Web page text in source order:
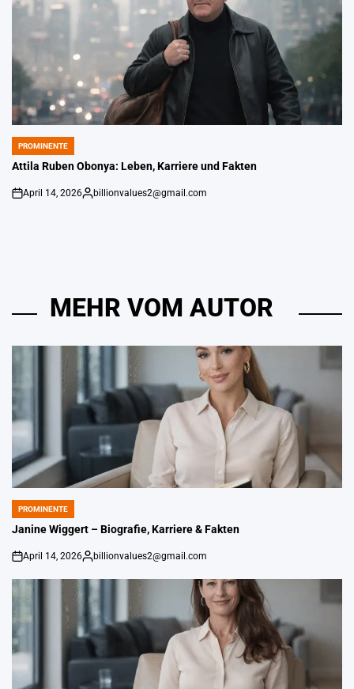
POSTED
IN
PROMINENTE
Attila Ruben Obonya: Leben, Karriere und Fakten
An
April 14, 2026
Gepostet
billionvalues2@gmail.com
MEHR VOM AUTOR
POSTED
IN
PROMINENTE
Janine Wiggert – Biografie, Karriere & Fakten
on
April 14, 2026
Gepostet
billionvalues2@gmail.com